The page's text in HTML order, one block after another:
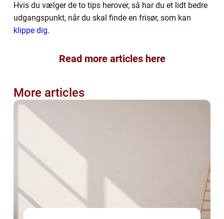
Hvis du vælger de to tips herover, så har du et lidt bedre
udgangspunkt, når du skal finde en frisør, som kan
klippe dig.
Read more articles here
More articles